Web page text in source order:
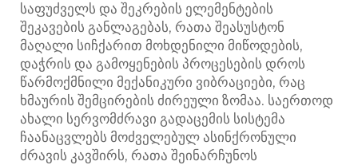
საფუძველს და შეკრების ელემენტების
შეკავების განლაგებას, რათა შეასუსტონ
მაღალი სიჩქარით მოხდენილი მიწოდების,
დაჭრის და გამოყენების პროცესების დროს
წარმოქმნილი მექანიკური ვიბრაციები, რაც
ხმაურის შემცირების ძირეული ზომაა. საერთოდ
ახალი სერვომძრავი გადაცემის სისტემა
ჩაანაცვლებს მოძველებულ ასინქრონული
ძრავის კავშირს, რათა შეინარჩუნოს